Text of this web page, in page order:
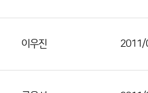
이우진 2011/